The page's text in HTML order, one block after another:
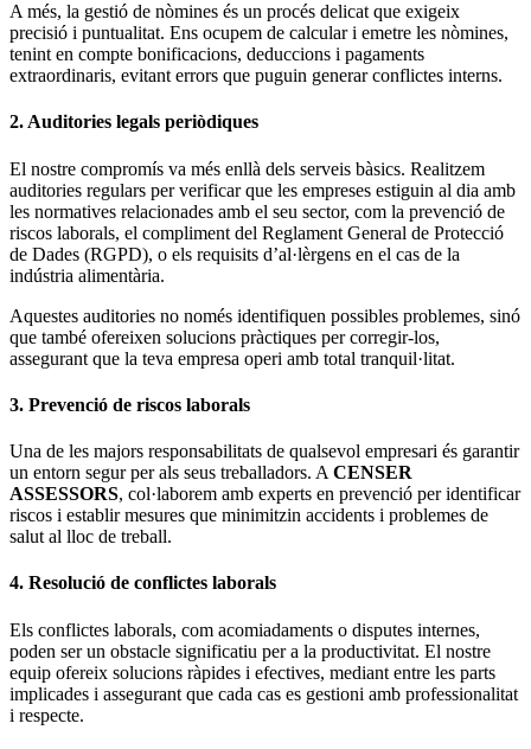
A més, la gestió de nòmines és un procés delicat que exigeix
precisió i puntualitat. Ens ocupem de calcular i emetre les nòmines,
tenint en compte bonificacions, deduccions i pagaments
extraordinaris, evitant errors que puguin generar conflictes interns.
2. Auditories legals periòdiques
El nostre compromís va més enllà dels serveis bàsics. Realitzem
auditories regulars per verificar que les empreses estiguin al dia amb
les normatives relacionades amb el seu sector, com la prevenció de
riscos laborals, el compliment del Reglament General de Protecció
de Dades (RGPD), o els requisits d’al·lèrgens en el cas de la
indústria alimentària.
Aquestes auditories no només identifiquen possibles problemes, sinó
que també ofereixen solucions pràctiques per corregir-los,
assegurant que la teva empresa operi amb total tranquil·litat.
3. Prevenció de riscos laborals
Una de les majors responsabilitats de qualsevol empresari és garantir
un entorn segur per als seus treballadors. A CENSER
ASSESSORS, col·laborem amb experts en prevenció per identificar
riscos i establir mesures que minimitzin accidents i problemes de
salut al lloc de treball.
4. Resolució de conflictes laborals
Els conflictes laborals, com acomiadaments o disputes internes,
poden ser un obstacle significatiu per a la productivitat. El nostre
equip ofereix solucions ràpides i efectives, mediant entre les parts
implicades i assegurant que cada cas es gestioni amb professionalitat
i respecte.